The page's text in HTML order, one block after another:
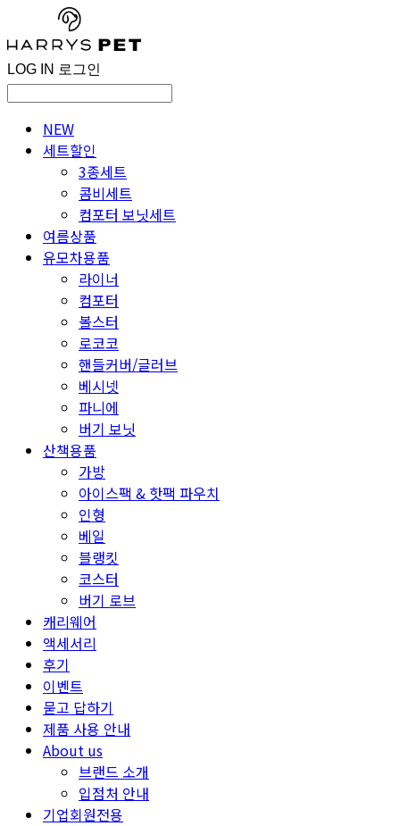
LOG IN 로그인
NEW
세트할인
3종세트
콤비세트
컴포터 보닛세트
여름상품
유모차용품
라이너
컴포터
볼스터
로코코
핸들커버/글러브
베시넷
파니에
버기 보닛
산책용품
가방
아이스팩 & 핫팩 파우치
인형
베일
블랭킷
코스터
버기 로브
캐리웨어
액세서리
후기
이벤트
묻고 답하기
제품 사용 안내
About us
브랜드 소개
입점처 안내
기업회원전용